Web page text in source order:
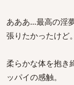
あああ…最高の淫
張りたかったけど。
柔らかな体を抱き
ッパイの感触。